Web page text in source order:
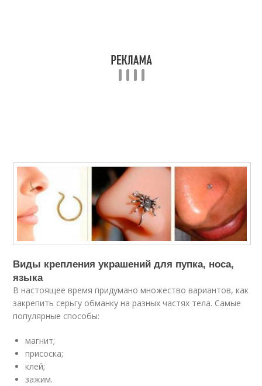
Виды крепления украшений для пупка, носа,
языка
В настоящее время придумано множество вариантов, как
закрепить серьгу обманку на разных частях тела. Самые
популярные способы:
магнит;
присоска;
клей;
зажим.